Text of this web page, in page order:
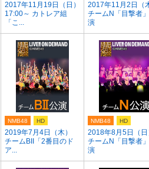
2017年11月19日（日）
17:00～ カトレア組
「こ...
2017年11月2日（
チームN「目撃者
演
2019年7月4日（木）
チームBII「2番目のド
ア...
NMB48 HD
2018年8月5日（日
チームN「目撃者
演
NMB48 HD